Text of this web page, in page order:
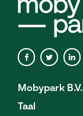
Mobypark B.V.
Taal